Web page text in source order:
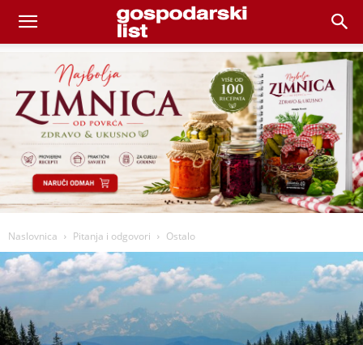
Naslovnica Pitanja i odgovori Ostalo